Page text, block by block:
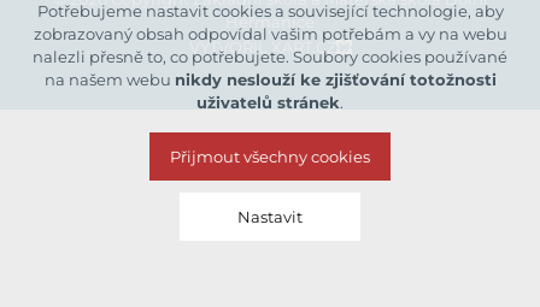
Heřmanice
VYTVOŘIL XART.CZ
Potřebujeme nastavit cookies a související technologie, aby
zobrazovaný obsah odpovídal vašim potřebám a vy na webu
nalezli přesně to, co potřebujete. Soubory cookies používané
na našem webu nikdy neslouží ke zjišťování totožnosti
uživatelů stránek.
Přijmout všechny cookies
Nastavit